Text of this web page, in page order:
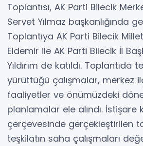
Toplantısı, AK Parti Bilecik
Servet Yılmaz başkanlığında
Toplantıya AK Parti Bilecik
Eldemir ile AK Parti Bilecik İl
Yıldırım de katıldı. Toplantıda
yürüttüğü çalışmalar, merkez
faaliyetler ve önümüzdeki
planlamalar ele alındı. İstişare
çerçevesinde gerçekleştirilen
teşkilatın saha çalışmaları